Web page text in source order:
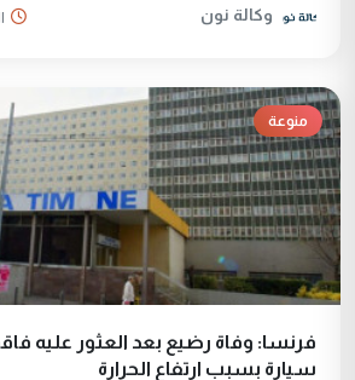
وكالة نون
منوعة
فرنسا: وفاة رضيع بعد العثور عليه
سيارة بسبب ارتفاع الحرارة